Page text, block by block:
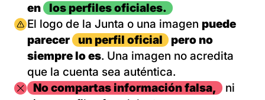
en
los perfiles oficiales.
Imagen
El logo de la Junta o una imagen puede
parecer
un perfil oficial
pero no
siempre lo es. Una imagen no acredita
que la cuenta sea auténtica.
ImagenNo compartas información falsa,
ni